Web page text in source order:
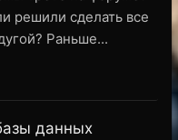
решили сделать все
Раньше...
данных